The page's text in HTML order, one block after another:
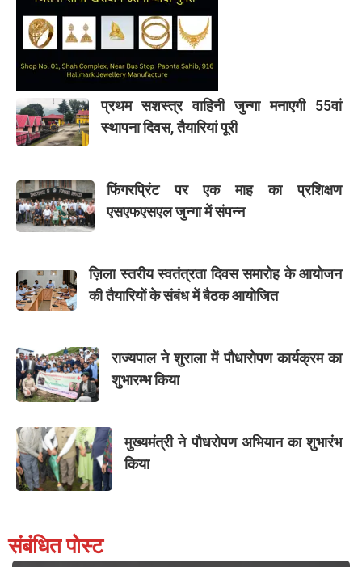
प्रथम सशस्त्र वाहिनी जुन्गा मनाएगी 55वां
स्थापना दिवस, तैयारियां पूरी
फिंगरप्रिंट पर एक माह का प्रशिक्षण
एसएफएसएल जुन्गा में संपन्न
ज़िला स्तरीय स्वतंत्रता दिवस समारोह के आयोजन
की तैयारियों के संबंध में बैठक आयोजित
राज्यपाल ने शुराला में पौधारोपण कार्यक्रम का
शुभारम्भ किया
मुख्यमंत्री ने पौधरोपण अभियान का शुभारंभ
किया
संबंधित पोस्ट